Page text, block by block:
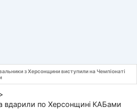
з Херсонщини виступили на Чемпіонаті
вдарили по Херсонщині КАБами